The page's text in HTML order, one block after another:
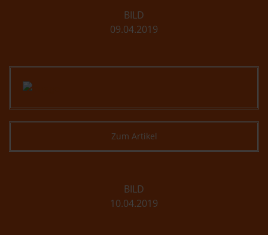
BILD
09.04.2019
Zum Artikel
BILD
10.04.2019